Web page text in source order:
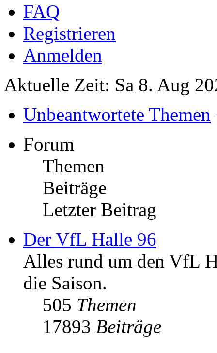
FAQ
Registrieren
Anmelden
Aktuelle Zeit: Sa 8. Aug
Unbeantwortete Themen
Forum
Themen
Beiträge
Letzter Beitrag
Der VfL Halle 96
Alles rund um den VfL
die Saison.
505 Themen
17893 Beiträge